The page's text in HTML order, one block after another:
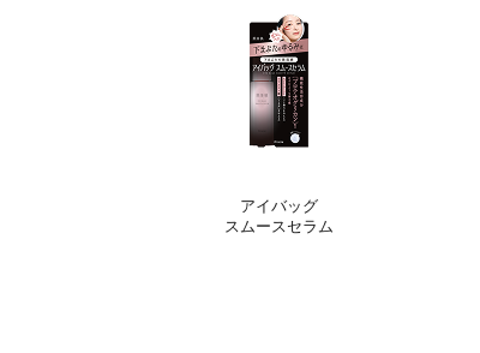
アイバッグ
スムースセラム